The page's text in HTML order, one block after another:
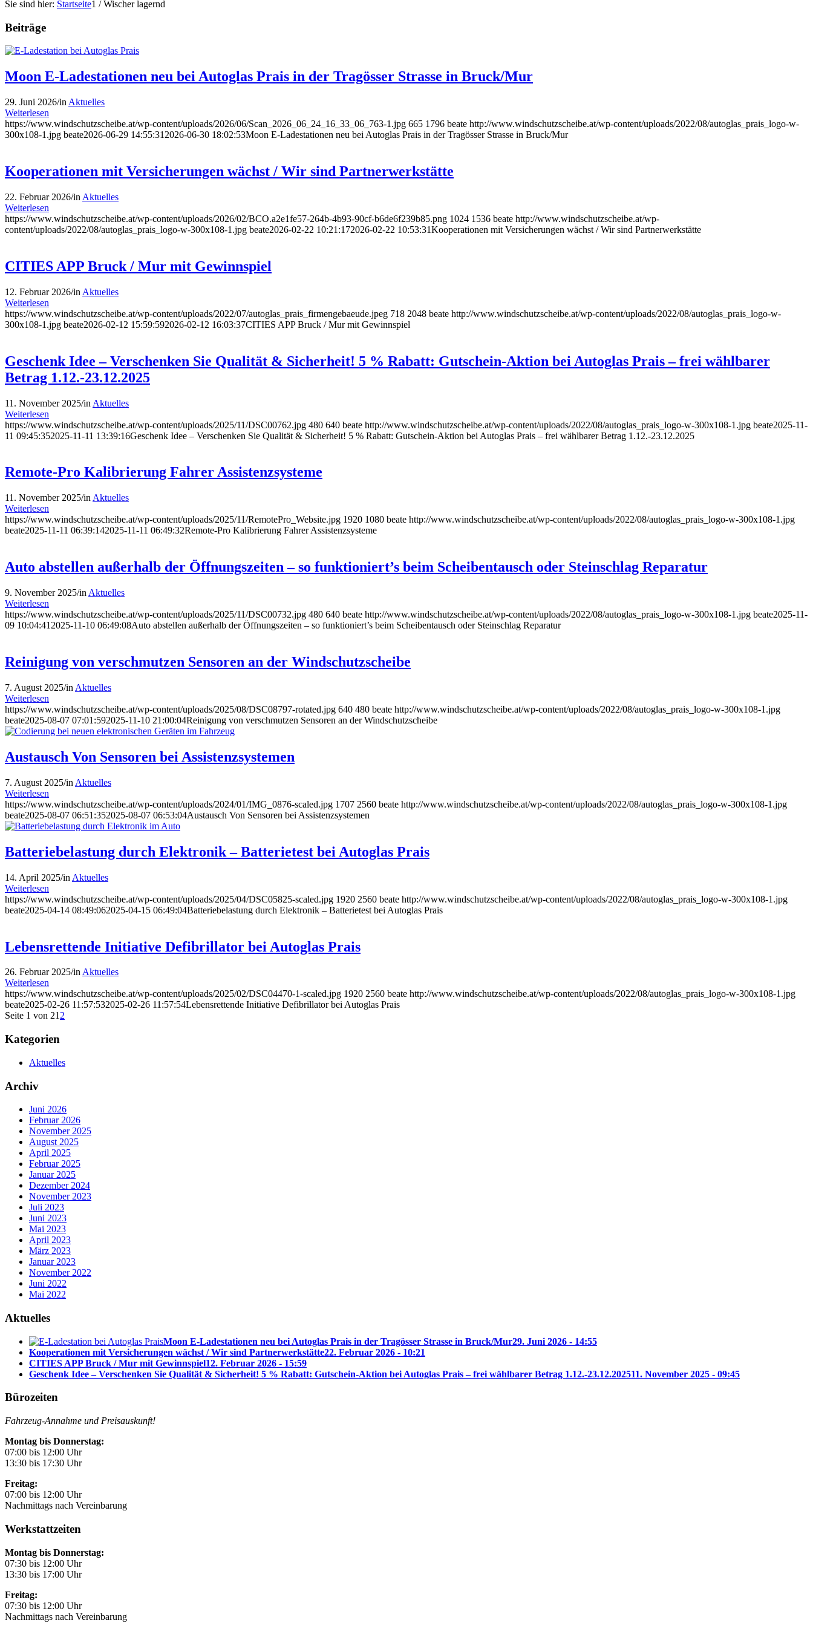
Sie sind hier: Startseite1 / Wischer lagernd
Beiträge
Moon E-Ladestationen neu bei Autoglas Prais in der Tragösser Strasse in Bruck/Mur
29. Juni 2026/in Aktuelles
Weiterlesen
https://www.windschutzscheibe.at/wp-content/uploads/2026/06/Scan_2026_06_24_16_33_06_763-1.jpg 665 1796 beate http://www.windschutzscheibe.at/wp-content/uploads/2022/08/autoglas_prais_logo-w-
300x108-1.jpg beate2026-06-29 14:55:31 2026-06-30 18:02:53Moon E-Ladestationen neu bei Autoglas Prais in der Tragösser Strasse in Bruck/Mur
Kooperationen mit Versicherungen wächst / Wir sind Partnerwerkstätte
22. Februar 2026/in Aktuelles
Weiterlesen
https://www.windschutzscheibe.at/wp-content/uploads/2026/02/BCO.a2e1fe57-264b-4b93-90cf-b6de6f239b85.png 1024 1536 beate http://www.windschutzscheibe.at/wp-
content/uploads/2022/08/autoglas_prais_logo-w-300x108-1.jpg beate2026-02-22 10:21:172026-02-22 10:53:31Kooperationen mit Versicherungen wächst / Wir sind Partnerwerkstätte
CITIES APP Bruck / Mur mit Gewinnspiel
12. Februar 2026/in Aktuelles
Weiterlesen
https://www.windschutzscheibe.at/wp-content/uploads/2022/07/autoglas_prais_firmengebaeude.jpeg 718 2048 beate http://www.windschutzscheibe.at/wp-content/uploads/2022/08/autoglas_prais_logo-w-
300x108-1.jpg beate2026-02-12 15:59:592026-02-12 16:03:37CITIES APP Bruck / Mur mit Gewinnspiel
Geschenk Idee – Verschenken Sie Qualität & Sicherheit! 5 % Rabatt: Gutschein-Aktion bei Autoglas Prais – frei wählbarer
Betrag 1.12.-23.12.2025
11. November 2025/in Aktuelles
Weiterlesen
https://www.windschutzscheibe.at/wp-content/uploads/2025/11/DSC00762.jpg 480 640 beate http://www.windschutzscheibe.at/wp-content/uploads/2022/08/autoglas_prais_logo-w-300x108-1.jpg beate2025-11-
11 09:45:352025-11-11 13:39:16Geschenk Idee – Verschenken Sie Qualität & Sicherheit! 5 % Rabatt: Gutschein-Aktion bei Autoglas Prais – frei wählbarer Betrag 1.12.-23.12.2025
Remote-Pro Kalibrierung Fahrer Assistenzsysteme
11. November 2025/in Aktuelles
Weiterlesen
https://www.windschutzscheibe.at/wp-content/uploads/2025/11/RemotePro_Website.jpg 1920 1080 beate http://www.windschutzscheibe.at/wp-content/uploads/2022/08/autoglas_prais_logo-w-300x108-1.jpg
beate2025-11-11 06:39:142025-11-11 06:49:32Remote-Pro Kalibrierung Fahrer Assistenzsysteme
Auto abstellen außerhalb der Öffnungszeiten – so funktioniert’s beim Scheibentausch oder Steinschlag Reparatur
9. November 2025/in Aktuelles
Weiterlesen
https://www.windschutzscheibe.at/wp-content/uploads/2025/11/DSC00732.jpg 480 640 beate http://www.windschutzscheibe.at/wp-content/uploads/2022/08/autoglas_prais_logo-w-300x108-1.jpg beate2025-11-
09 10:04:41 2025-11-10 06:49:08Auto abstellen außerhalb der Öffnungszeiten – so funktioniert’s beim Scheibentausch oder Steinschlag Reparatur
Reinigung von verschmutzen Sensoren an der Windschutzscheibe
7. August 2025/in Aktuelles
Weiterlesen
https://www.windschutzscheibe.at/wp-content/uploads/2025/08/DSC08797-rotated.jpg 640 480 beate http://www.windschutzscheibe.at/wp-content/uploads/2022/08/autoglas_prais_logo-w-300x108-1.jpg
beate2025-08-07 07:01:592025-11-10 21:00:04Reinigung von verschmutzen Sensoren an der Windschutzscheibe
Austausch Von Sensoren bei Assistenzsystemen
7. August 2025/in Aktuelles
Weiterlesen
https://www.windschutzscheibe.at/wp-content/uploads/2024/01/IMG_0876-scaled.jpg 1707 2560 beate http://www.windschutzscheibe.at/wp-content/uploads/2022/08/autoglas_prais_logo-w-300x108-1.jpg
beate2025-08-07 06:51:352025-08-07 06:53:04Austausch Von Sensoren bei Assistenzsystemen
Batteriebelastung durch Elektronik – Batterietest bei Autoglas Prais
14. April 2025/in Aktuelles
Weiterlesen
https://www.windschutzscheibe.at/wp-content/uploads/2025/04/DSC05825-scaled.jpg 1920 2560 beate http://www.windschutzscheibe.at/wp-content/uploads/2022/08/autoglas_prais_logo-w-300x108-1.jpg
beate2025-04-14 08:49:062025-04-15 06:49:04Batteriebelastung durch Elektronik – Batterietest bei Autoglas Prais
Lebensrettende Initiative Defibrillator bei Autoglas Prais
26. Februar 2025/inAktuelles
Weiterlesen
https://www.windschutzscheibe.at/wp-content/uploads/2025/02/DSC04470-1-scaled.jpg 1920 2560 beate http://www.windschutzscheibe.at/wp-content/uploads/2022/08/autoglas_prais_logo-w-300x108-1.jpg
beate2025-02-26 11:57:532025-02-26 11:57:54Lebensrettende Initiative Defibrillator bei Autoglas Prais
Seite 1 von 212
Kategorien
Aktuelles
Archiv
Juni 2026
Februar 2026
November 2025
August 2025
April 2025
Februar 2025
Januar 2025
Dezember 2024
November 2023
Juli 2023
Juni 2023
Mai 2023
April 2023
März 2023
Januar 2023
November 2022
Juni 2022
Mai 2022
Aktuelles
Moon E-Ladestationen neu bei Autoglas Prais in der Tragösser Strasse in Bruck/Mur29. Juni 2026 - 14:55
Kooperationen mit Versicherungen wächst / Wir sind Partnerwerkstätte22. Februar 2026 - 10:21
CITIES APP Bruck / Mur mit Gewinnspiel12. Februar 2026 - 15:59
Geschenk Idee – Verschenken Sie Qualität & Sicherheit! 5 % Rabatt: Gutschein-Aktion bei Autoglas Prais – frei wählbarer Betrag 1.12.-23.12.202511. November 2025 - 09:45
Bürozeiten
Fahrzeug-Annahme und Preisauskunft!
Montag bis Donnerstag:
07:00 bis 12:00 Uhr
13:30 bis 17:30 Uhr
Freitag:
07:00 bis 12:00 Uhr
Nachmittags nach Vereinbarung
Werkstattzeiten
Montag bis Donnerstag:
07:30 bis 12:00 Uhr
13:30 bis 17:00 Uhr
Freitag:
07:30 bis 12:00 Uhr
Nachmittags nach Vereinbarung